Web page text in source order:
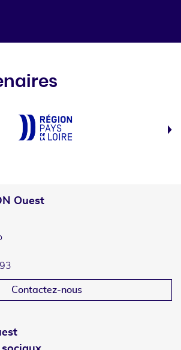
Ouest
Contactez-nous